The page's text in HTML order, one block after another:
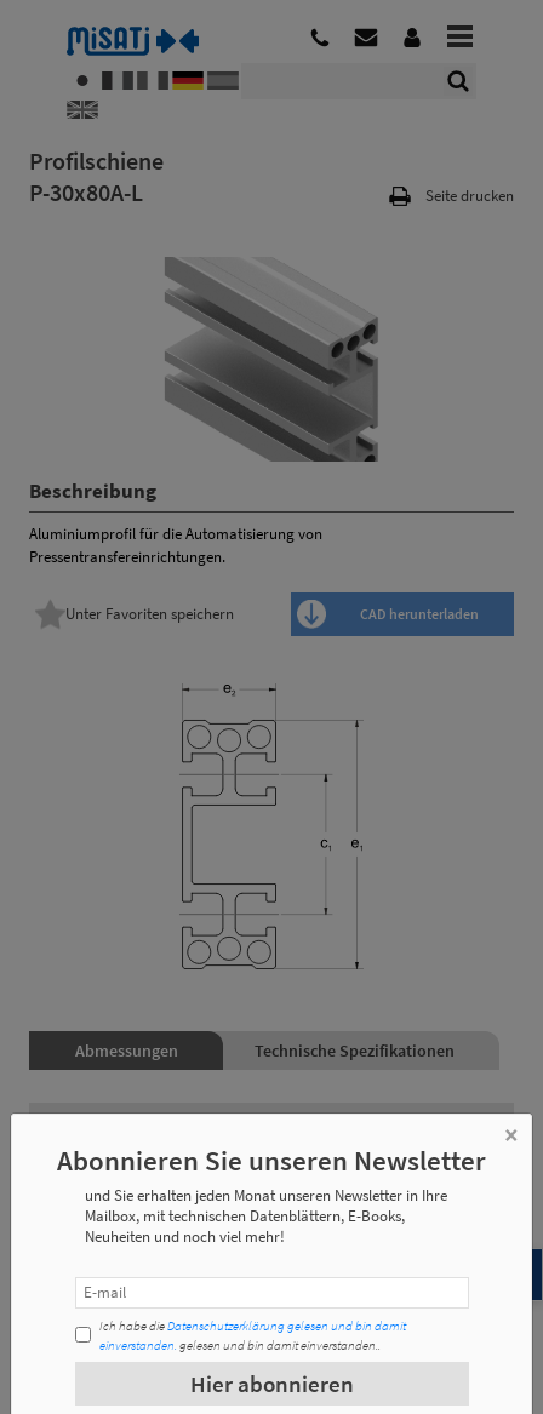
Profilschiene
P-30x80A-L
Seite drucken
Beschreibung
Aluminiumprofil für die Automatisierung von
Pressentransfereinrichtungen.
CAD herunterladen
Unter Favoriten speichern
Abmessungen Technische Spezifikationen
P-30X80A-L 2.354 Kg/m
Artikel-Nr. e1 e2
P-30X80A-L 80 30 45
×
Abonnieren Sie unseren Newsletter
und Sie erhalten jeden Monat unseren Newsletter in Ihre
Mailbox, mit technischen Datenblättern, E-Books,
Neuheiten und noch viel mehr!
Ich habe dieDatenschutzerklärung gelesen und bin damit
einverstanden. gelesen und bin damit einverstanden..
Hier abonnieren